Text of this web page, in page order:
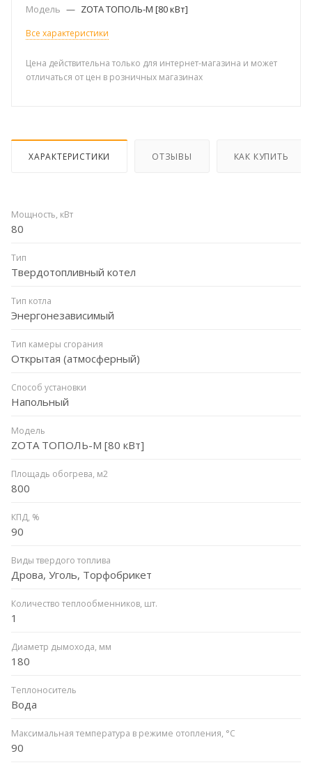
Модель — ZOTA ТОПОЛЬ-М [80 кВт]
Все характеристики
Цена действительна только для интернет-магазина и может
отличаться от цен в розничных магазинах
ХАРАКТЕРИСТИКИ ОТЗЫВЫ КАК КУПИТЬ
Мощность, кВт
80
Тип
Твердотопливный котел
Тип котла
Энергонезависимый
Тип камеры сгорания
Открытая (атмосферный)
Способ установки
Напольный
Модель
ZOTA ТОПОЛЬ-М [80 кВт]
Площадь обогрева, м2
800
КПД, %
90
Виды твердого топлива
Дрова, Уголь, Торфобрикет
Количество теплообменников, шт.
1
Диаметр дымохода, мм
180
Теплоноситель
Вода
Максимальная температура в режиме отопления, °C
90